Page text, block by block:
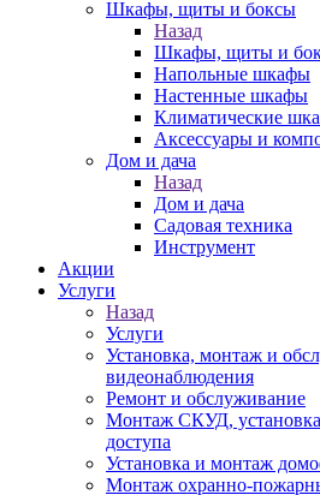
Шкафы, щиты и боксы
Назад
Шкафы, щиты и
Напольные шкафы
Настенные шкафы
Климатические
Аксессуары и
Дом и дача
Назад
Дом и дача
Садовая техника
Инструмент
Акции
Услуги
Назад
Услуги
Установка, монтаж и
видеонаблюдения
Ремонт и обслуживание
Монтаж СКУД,
доступа
Установка и монтаж
Монтаж охранно-